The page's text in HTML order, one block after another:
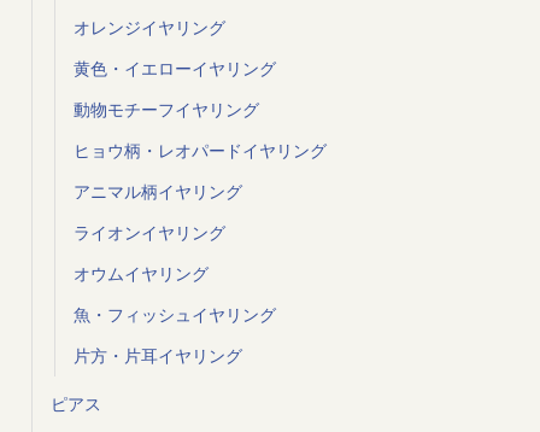
オレンジイヤリング
黄色・イエローイヤリング
動物モチーフイヤリング
ヒョウ柄・レオパードイヤリング
アニマル柄イヤリング
ライオンイヤリング
オウムイヤリング
魚・フィッシュイヤリング
片方・片耳イヤリング
ピアス